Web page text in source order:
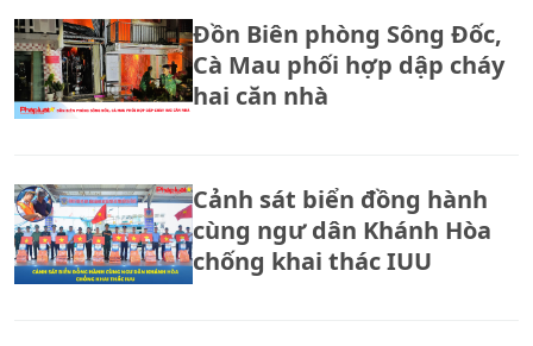
Đồn Biên phòng Sông Đốc,
Cà Mau phối hợp dập cháy
hai căn nhà
Cảnh sát biển đồng hành
cùng ngư dân Khánh Hòa
chống khai thác IUU